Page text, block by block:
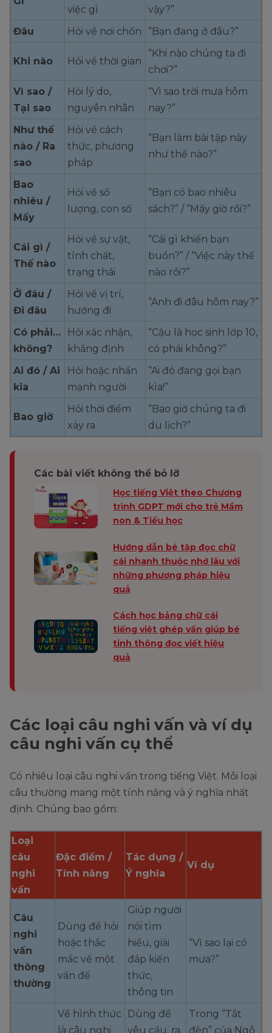
việc gì
vậy?”
Đâu
Hỏi về nơi chốn “Bạn đang ở đâu?”
Khi nào Hỏi về thời gian
“Khi nào chúng ta đi
chơi?”
Vì sao /
Tại sao
Hỏi lý do,
nguyên nhân
“Vì sao trời mưa hôm
nay?”
Như thế
nào / Ra
sao
Hỏi về cách
thức, phương
pháp
“Bạn làm bài tập này
như thế nào?”
Bao
nhiêu /
Mấy
Hỏi về số
lượng, con số
“Bạn có bao nhiêu
sách?” / “Mấy giờ rồi?”
Cái gì /
Thế nào
Hỏi về sự vật,
tính chất,
trạng thái
“Cái gì khiến bạn
buồn?” / “Việc này thế
nào rồi?”
Ở đâu /
Đi đâu
Hỏi về vị trí,
hướng đi
“Anh đi đâu hôm nay?”
Có phải…
không?
Hỏi xác nhận,
khẳng định
“Cậu là học sinh lớp 10,
có phải không?”
Ai đó / Ai
kia
Hỏi hoặc nhấn
mạnh người
“Ai đó đang gọi bạn
kìa!”
Bao giờ
Hỏi thời điểm
xảy ra
“Bao giờ chúng ta đi
du lịch?”
Các bài viết không thể bỏ lỡ
Học tiếng Việt theo Chương
trình GDPT mới cho trẻ Mầm
non & Tiểu học
Hướng dẫn bé tập đọc chữ
cái nhanh thuộc nhớ lâu với
những phương pháp hiệu
quả
Cách học bảng chữ cái
tiếng việt ghép vần giúp bé
tinh thông đọc viết hiệu
quả
Các loại câu nghi vấn và ví dụ
câu nghi vấn cụ thể
Có nhiều loại câu nghi vấn trong tiếng Việt. Mỗi loại
câu thường mang một tính năng và ý nghĩa nhất
định. Chúng bao gồm:
Loại
câu
nghi
vấn
Đặc điểm /
Tính năng
Tác dụng /
Ý nghĩa
Ví dụ
Câu
nghi
vấn
thông
thường
Dùng để hỏi
hoặc thắc
mắc về một
vấn đề
Giúp người
nói tìm
hiểu, giải
đáp kiến
thức,
thông tin
“Vì sao lại có
mưa?”
Về hình thức
là câu nghi
Dùng để
yêu cầu, ra
Trong “Tắt
đèn” của Ngô